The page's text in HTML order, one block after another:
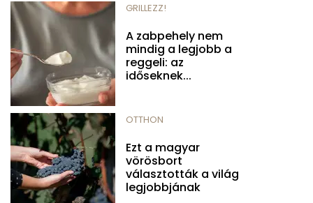
GRILLEZZ!
A zabpehely nem
mindig a legjobb a
reggeli: az
időseknek...
OTTHON
Ezt a magyar
vörösbort
választották a világ
legjobbjának